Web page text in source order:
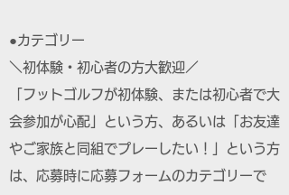
●カテゴリー
＼初体験・初心者の方大歓迎／
「フットゴルフが初体験、または初心者で大
会参加が心配」という方、あるいは「お友達
やご家族と同組でプレーしたい！」という方
は、応募時に応募フォームのカテゴリーで